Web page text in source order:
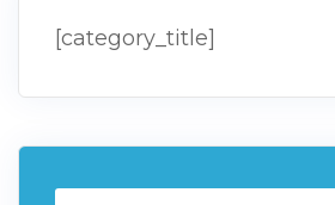
[category_title]